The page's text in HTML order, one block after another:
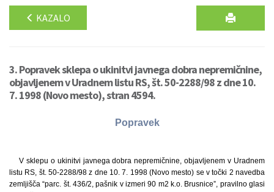
KAZALO
3. Popravek sklepa o ukinitvi javnega dobra nepremičnine,
objavljenem v Uradnem listu RS, št. 50-2288/98 z dne 10.
7. 1998 (Novo mesto), stran 4594.
Popravek
V sklepu o ukinitvi javnega dobra nepremičnine, objavljenem v Uradnem
listu RS, št. 50-2288/98 z dne 10. 7. 1998 (Novo mesto) se v točki 2 navedba
zemljišča “parc. št. 436/2, pašnik v izmeri 90 m2 k.o. Brusnice”, pravilno glasi